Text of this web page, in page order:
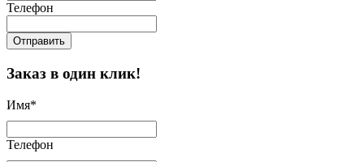
Телефон
Отправить
Заказ в один клик!
Имя*
Телефон